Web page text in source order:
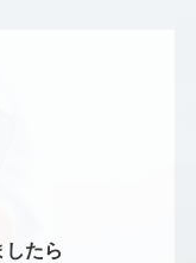
たら